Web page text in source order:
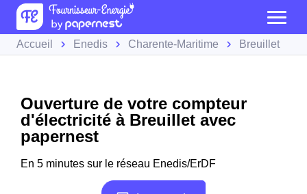
Accueil Enedis Charente-Maritime Breuillet